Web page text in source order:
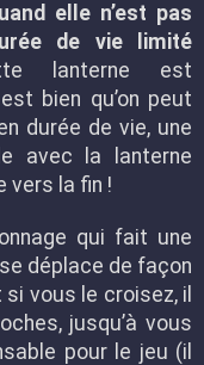
elle n’est pas
de vie limité
lanterne est
bien qu’on peut
durée de vie, une
avec la lanterne
vers la fin !
qui fait une
déplace de façon
vous le croisez, il
jusqu’à vous
pour le jeu (il